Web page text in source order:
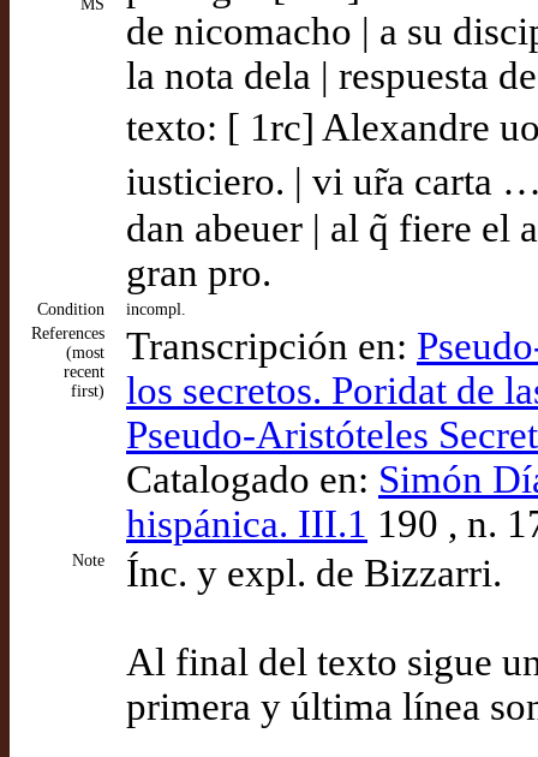
MS
de nicomacho | a su
la nota dela | respuesta
texto: [ 1rc] Alexandre
iusticiero. | vi ur̃a carta
dan abeuer | al q̃ fiere el
gran pro.
Condition
incompl.
References
(most
recent
first)
Transcripción en:
los secretos. Poridat de
Pseudo-Aristóteles
Catalogado en: Simón
hispánica. III.1 190 , n.
Note Ínc. y expl. de Bizzarri.
Al final del texto sigue
primera y última línea